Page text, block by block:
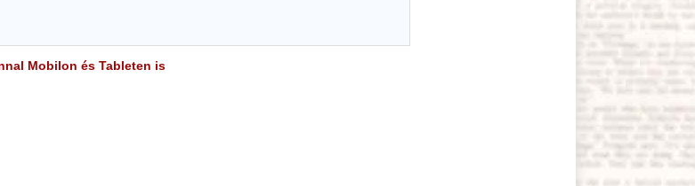
Mobilon és Tableten is